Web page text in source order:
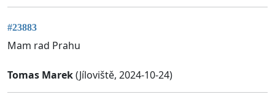
#23883
Mam rad Prahu
Tomas Marek(Jíloviště, 2024-10-24)